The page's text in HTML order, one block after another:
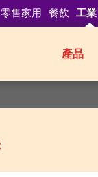
零售家用 餐飲 工業
產品